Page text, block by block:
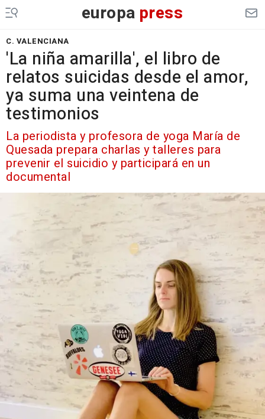
europa press
C. VALENCIANA
'La niña amarilla', el libro de
relatos suicidas desde el amor,
ya suma una veintena de
testimonios
La periodista y profesora de yoga María de
Quesada prepara charlas y talleres para
prevenir el suicidio y participará en un
documental